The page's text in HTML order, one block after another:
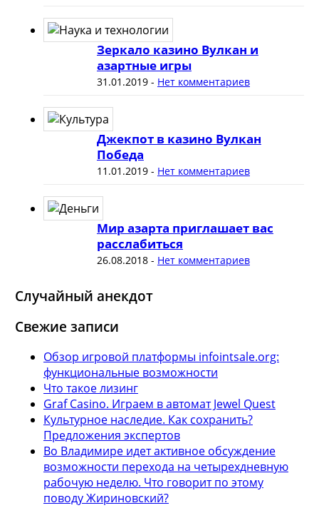
Зеркало казино Вулкан и
азартные игры
31.01.2019- Нет комментариев
Джекпот в казино Вулкан
Победа
11.01.2019- Нет комментариев
Мир азарта приглашает вас
расслабиться
26.08.2018- Нет комментариев
Случайный анекдот
Свежие записи
Обзор игровой платформы infointsale.org:
функциональные возможности
Что такое лизинг
Graf Casino. Играем в автомат Jewel Quest
Культурное наследие. Как сохранить?
Предложения экспертов
Во Владимире идет активное обсуждение
возможности перехода на четырехдневную
рабочую неделю. Что говорит по этому
поводу Жириновский?